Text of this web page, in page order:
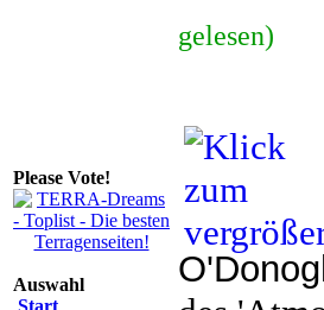
Please Vote!
Auswahl
Start
gelesen)